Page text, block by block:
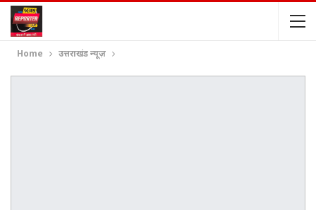
Home उत्तराखंड न्यूज़